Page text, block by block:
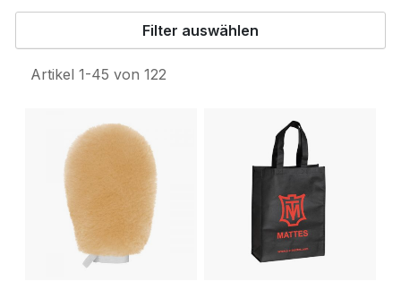
Filter auswählen
Artikel 1-45 von 122